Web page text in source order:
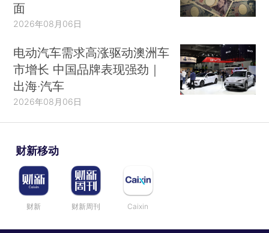
面
2026年08月06日
电动汽车需求高涨驱动澳洲车
市增长 中国品牌表现强劲｜
出海·汽车
2026年08月06日
财新移动
财新 财新周刊 Caixin